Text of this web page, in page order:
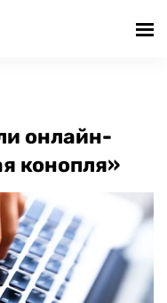
онлайн-
конопля»